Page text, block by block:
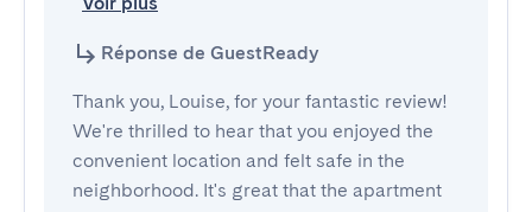
Réponse de GuestReady
Thank you, Louise, for your fantastic review!
We're thrilled to hear that you enjoyed the
convenient location and felt safe in the
neighborhood. It's great that the apartment